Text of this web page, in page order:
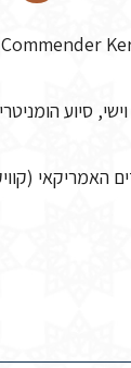
Commender
סיוע
האמריקאי